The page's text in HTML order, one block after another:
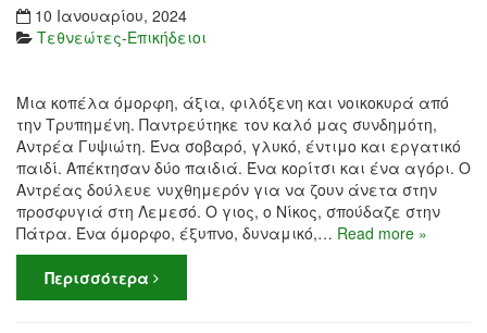
10 Ιανουαρίου, 2024
Τεθνεώτες-Επικήδειοι
Μια κοπέλα όμορφη, άξια, φιλόξενη και νοικοκυρά από
την Τρυπημένη. Παντρεύτηκε τον καλό μας συνδημότη,
Αντρέα Γυψιώτη. Ένα σοβαρό, γλυκό, έντιμο και εργατικό
παιδί. Απέκτησαν δύο παιδιά. Ένα κορίτσι και ένα αγόρι. Ο
Αντρέας δούλευε νυχθημερόν για να ζουν άνετα στην
προσφυγιά στη Λεμεσό. Ο γιος, ο Νίκος, σπούδαζε στην
Πάτρα. Ένα όμορφο, έξυπνο, δυναμικό,… Read more »
Περισσότερα